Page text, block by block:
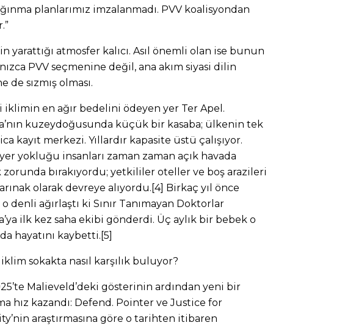
planlarımız imzalanmadı. PVV koalisyondan
yarattığı atmosfer kalıcı. Asıl önemli olan ise bunun
PVV seçmenine değil, ana akım siyasi dilin
de sızmış olması.
iklimin en ağır bedelini ödeyen yer Ter Apel.
kuzeydoğusunda küçük bir kasaba; ülkenin tek
kayıt merkezi. Yıllardır kapasite üstü çalışıyor.
yokluğu insanları zaman zaman açık havada
bırakıyordu; yetkililer oteller ve boş arazileri
olarak devreye alıyordu.[4] Birkaç yıl önce
denli ağırlaştı ki Sınır Tanımayan Doktorlar
ilk kez saha ekibi gönderdi. Üç aylık bir bebek o
hayatını kaybetti.[5]
sokakta nasıl karşılık buluyor?
Malieveld’deki gösterinin ardından yeni bir
hız kazandı: Defend. Pointer ve Justice for
araştırmasına göre o tarihten itibaren